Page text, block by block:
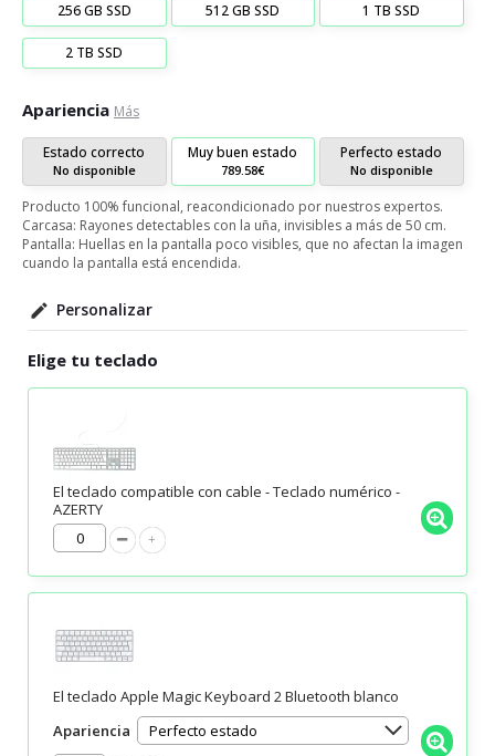
256 GB SSD 512 GB SSD 1 TB SSD
2 TB SSD
Apariencia Más
Estado correcto
No disponible
Muy buen estado
789.58€
Perfecto estado
No disponible
Producto 100% funcional, reacondicionado por nuestros expertos.
Carcasa: Rayones detectables con la uña, invisibles a más de 50 cm.
Pantalla: Huellas en la pantalla poco visibles, que no afectan la imagen
cuando la pantalla está encendida.
Personalizar
Elige tu teclado
El teclado compatible con cable - Teclado numérico -
AZERTY
El teclado Apple Magic Keyboard 2 Bluetooth blanco
Apariencia